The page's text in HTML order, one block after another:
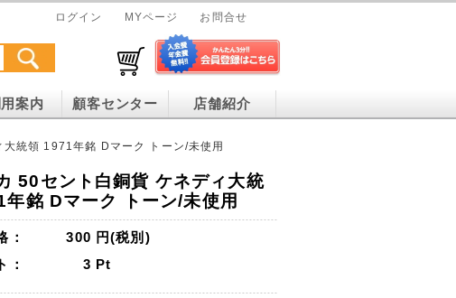
ログイン MYページ お問合せ
案内 顧客センター 店舗紹介
統領 1971年銘 Dマーク トーン/未使用
50セント白銅貨 ケネディ大統
銘 Dマーク トーン/未使用
： 300 円(税別)
：
3 Pt